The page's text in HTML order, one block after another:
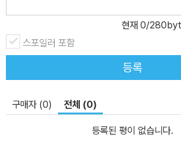
는 곳이라면 누구든 가고 싶어 할 것이다. 사실
속에는 가볍건 심각하건 자기 얘기를 진심으
한 건 아닐까. ■ 쉽고 빠른 전개, 흡입력 넘치는 스토리, 권선징악의
없이 깔끔한 문체를 가졌다. 옴니버스 형식으
가 빠르며 흡입력이 강해 단숨에 읽어 내려간
은 흥미진진하여 마치 애니메이션을 보는 듯한
현재 0/
스포일러 포함
등록
구매자 (0) 전체 (0)
등록된 평이 없습니다.